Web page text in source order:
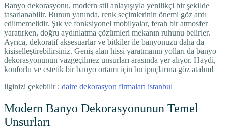
Banyo dekorasyonu, modern stil anlayışıyla yenilikçi bir şekilde
tasarlanabilir. Bunun yanında, renk seçimlerinin önemi göz ardı
edilmemelidir. Şık ve fonksiyonel mobilyalar, ferah bir atmosfer
yaratırken, doğru aydınlatma çözümleri mekanın ruhunu belirler.
Ayrıca, dekoratif aksesuarlar ve bitkiler ile banyonuzu daha da
kişiselleştirebilirsiniz. Geniş alan hissi yaratmanın yolları da banyo
dekorasyonunun vazgeçilmez unsurları arasında yer alıyor. Haydi,
konforlu ve estetik bir banyo ortamı için bu ipuçlarına göz atalım!
ilginizi çekebilir : daire dekorasyon firmaları istanbul
Modern Banyo Dekorasyonunun Temel
Unsurları